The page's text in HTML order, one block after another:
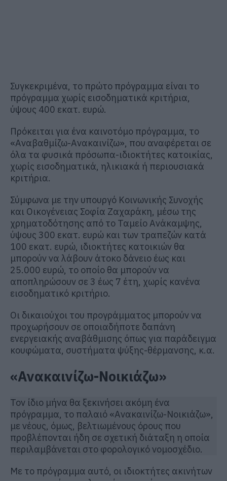
Συγκεκριμένα, το πρώτο πρόγραμμα είναι το
πρόγραμμα χωρίς εισοδηματικά κριτήρια,
ύψους 400 εκατ. ευρώ.
Πρόκειται για ένα καινοτόμο πρόγραμμα, το
«Αναβαθμίζω-Ανακαινίζω», που αναφέρεται σε
όλα τα φυσικά πρόσωπα-ιδιοκτήτες κατοικίας,
χωρίς εισοδηματικά, ηλικιακά ή περιουσιακά
κριτήρια.
Σύμφωνα με την υπουργό Κοινωνικής Συνοχής
και Οικογένειας Σοφία Ζαχαράκη, μέσω της
χρηματοδότησης από το Ταμείο Ανάκαμψης,
ύψους 300 εκατ. ευρώ και των τραπεζών κατά
100 εκατ. ευρώ, ιδιοκτήτες κατοικιών θα
μπορούν να λάβουν άτοκο δάνειο έως και
25.000 ευρώ, το οποίο θα μπορούν να
αποπληρώσουν σε 3 έως 7 έτη, χωρίς κανένα
εισοδηματικό κριτήριο.
Οι δικαιούχοι του προγράμματος μπορούν να
προχωρήσουν σε οποιαδήποτε δαπάνη
ενεργειακής αναβάθμισης όπως για παράδειγμα
κουφώματα, συστήματα ψύξης-θέρμανσης, κ.α.
«Ανακαινίζω-Νοικιάζω»
Τον ίδιο μήνα θα ξεκινήσει ακόμη ένα
πρόγραμμα, το παλαιό «Ανακαινίζω-Νοικιάζω»,
με νέους, όμως, βελτιωμένους όρους που
προβλέπονται ήδη σε σχετική διάταξη η οποία
περιλαμβάνεται στο φορολογικό νομοσχέδιο.
Με το πρόγραμμα αυτό, οι ιδιοκτήτες ακινήτων